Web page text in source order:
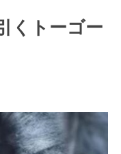
くトーゴー